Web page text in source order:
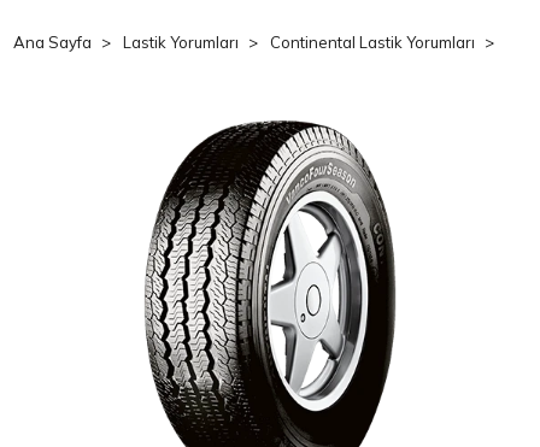
Ana Sayfa Lastik Yorumları Continental Lastik Yorumları